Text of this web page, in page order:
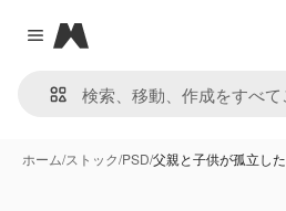
Close menu
Magnific
ホーム/ストック/PSD/父親と子供が孤立した